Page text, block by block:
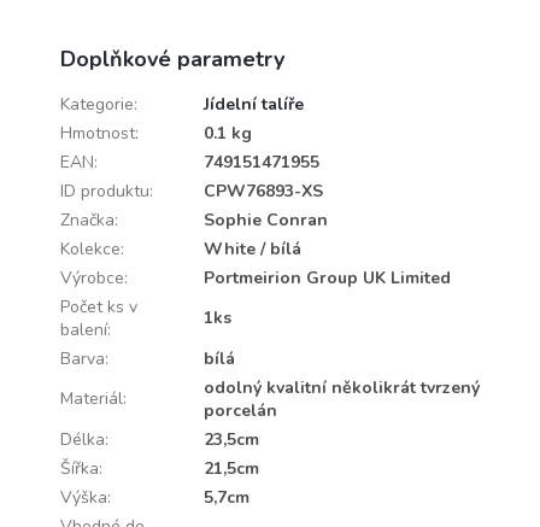
Doplňkové parametry
Kategorie:
Jídelní talíře
Hmotnost:
0.1 kg
EAN:
749151471955
ID produktu:
CPW76893-XS
Značka:
Sophie Conran
Kolekce:
White / bílá
Výrobce:
Portmeirion Group UK Limited
Počet ks v
balení:
1ks
Barva:
bílá
Materiál:
odolný kvalitní několikrát tvrzený
porcelán
Délka:
23,5cm
Šířka:
21,5cm
Výška:
5,7cm